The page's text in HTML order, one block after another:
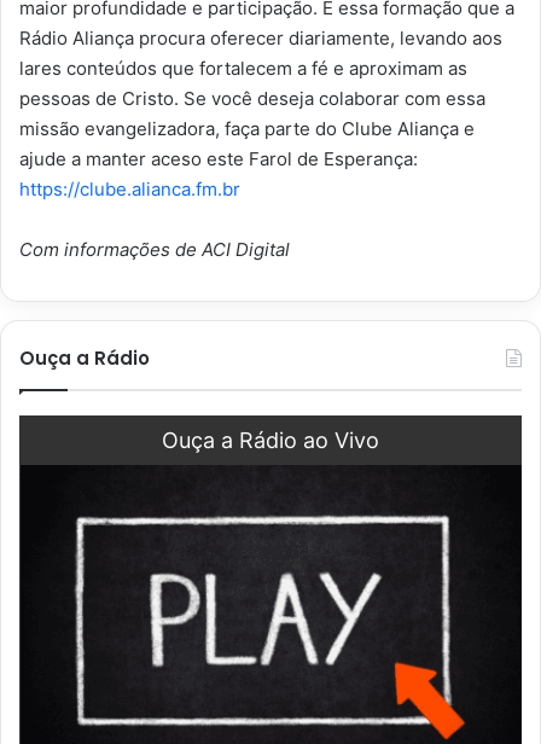
maior profundidade e participação. É essa formação que a
Rádio Aliança procura oferecer diariamente, levando aos
lares conteúdos que fortalecem a fé e aproximam as
pessoas de Cristo. Se você deseja colaborar com essa
missão evangelizadora, faça parte do Clube Aliança e
ajude a manter aceso este Farol de Esperança:
https://clube.alianca.fm.br
Com informações de ACI Digital
Ouça a Rádio
Ouça a Rádio ao Vivo